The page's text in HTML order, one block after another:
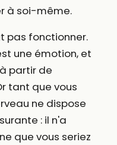
à soi-même.
pas fonctionner.
une émotion, et
partir de
tant que vous
ne dispose
: il n'a
que vous seriez